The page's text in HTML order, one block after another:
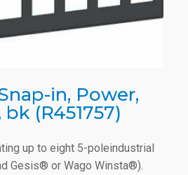
in, Power,
(R451757)
up to eight 5-poleindustrial
Gesis® or Wago Winsta®).